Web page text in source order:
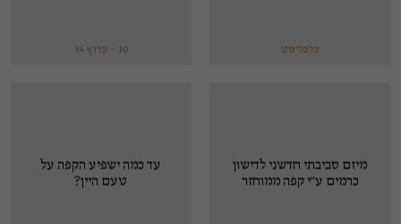
כלכליסט 10 - ערוץ 14
מיזם סביבתי חדשני לדישון
כרמים ע"י קפה ממוחזר
עד כמה ישפיע הקפה על
טעם היין?